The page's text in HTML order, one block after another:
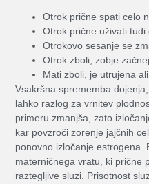
Otrok prične spati celo
Otrok prične uživati tudi
Otrokovo sesanje se
Otrok zboli, zobje
Mati zboli, je utrujena
Vsakršna sprememba
lahko razlog za vrnitev
primeru zmanjša, zato
kar povzroči zorenje jajčnih
ponovno izločanje estrogena.
materničnega vratu, ki prične
raztegljive sluzi. Prisotnost